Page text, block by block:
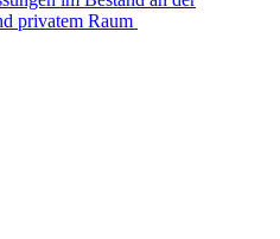
privatem Raum